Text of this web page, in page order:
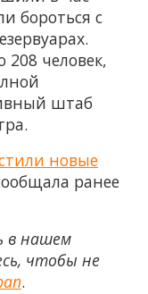
бороться с
человек,
штаб
новые
ранее
в нашем
чтобы не
.